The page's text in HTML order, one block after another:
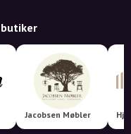
Jacobsen Møbler